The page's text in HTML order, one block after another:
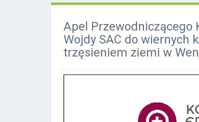
Apel Przewodniczącego
Wojdy SAC do wiernych
trzęsieniem ziemi w